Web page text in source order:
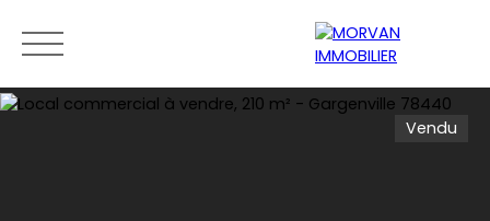
Vendu